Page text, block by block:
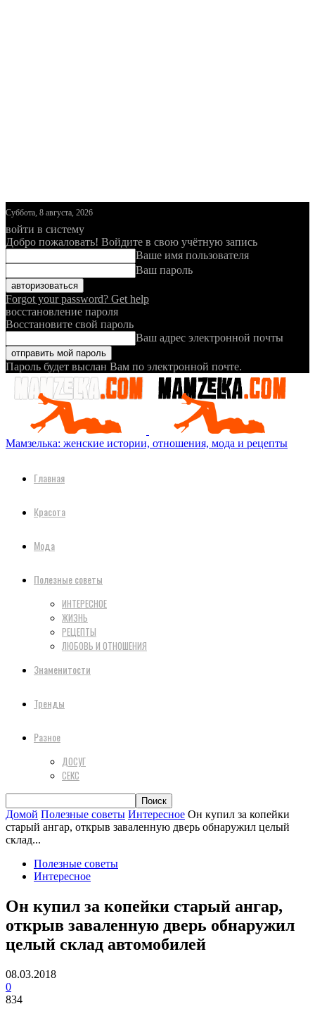
Суббота, 8 августа, 2026
войти в систему
Добро пожаловать! Войдите в свою учётную запись
Ваше имя пользователя
Ваш пароль
Forgot your password? Get help
восстановление пароля
Восстановите свой пароль
Ваш адрес электронной почты
Пароль будет выслан Вам по электронной почте.
Мамзелька: женские истории, отношения, мода и рецепты
Главная
Красота
Мода
Полезные советы
ИНТЕРЕСНОЕ
ЖИЗНЬ
РЕЦЕПТЫ
ЛЮБОВЬ И ОТНОШЕНИЯ
Знаменитости
Тренды
Разное
ДОСУГ
СЕКС
Домой Полезные советы Интересное Он купил за копейки
старый ангар, открыв заваленную дверь обнаружил целый
склад...
Полезные советы
Интересное
Он купил за копейки старый ангар,
открыв заваленную дверь обнаружил
целый склад автомобилей
08.03.2018
0
834